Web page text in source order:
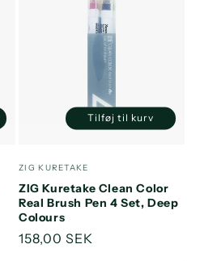
Forhandler:
ZIG KURETAKE
ZIG Kuretake Clean Color
Real Brush Pen 4 Set, Deep
Colours
Normalpris
158,00 SEK
Reducer
Title
Øg
Title
Tilføj til kurv